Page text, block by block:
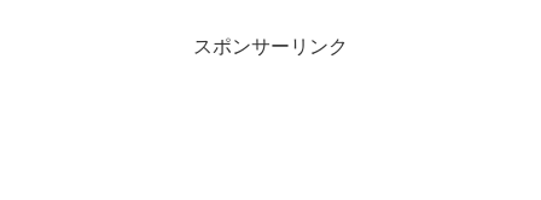
スポンサーリンク